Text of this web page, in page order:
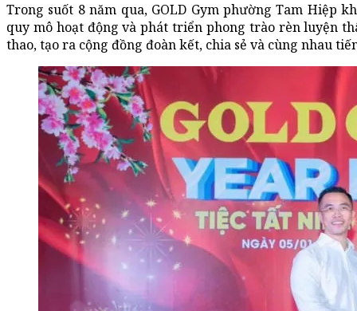
Trong suốt 8 năm qua, GOLD Gym phường Tam Hiệp
quy mô hoạt động và phát triển phong trào rèn luyện
thao, tạo ra cộng đồng đoàn kết, chia sẻ và cùng nhau